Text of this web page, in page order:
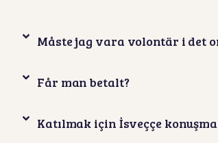
Måste jag vara volontär i det
Får man betalt?
Katılmak için İsveççe